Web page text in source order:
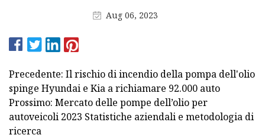
Aug 06, 2023
Precedente: Il rischio di incendio della pompa dell'olio
spinge Hyundai e Kia a richiamare 92.000 auto
Prossimo: Mercato delle pompe dell’olio per
autoveicoli 2023 Statistiche aziendali e metodologia di
ricerca